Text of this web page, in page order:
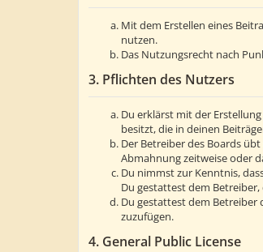
Mit dem Erstellen eines
nutzen.
Das Nutzungsrecht nach
3. Pflichten des Nutzers
Du erklärst mit der
besitzt, die in deinen
Der Betreiber des Boards
Abmahnung zeitweise oder
Du nimmst zur Kenntnis,
Du gestattest dem
Du gestattest dem Betreiber
zuzufügen.
4. General Public License